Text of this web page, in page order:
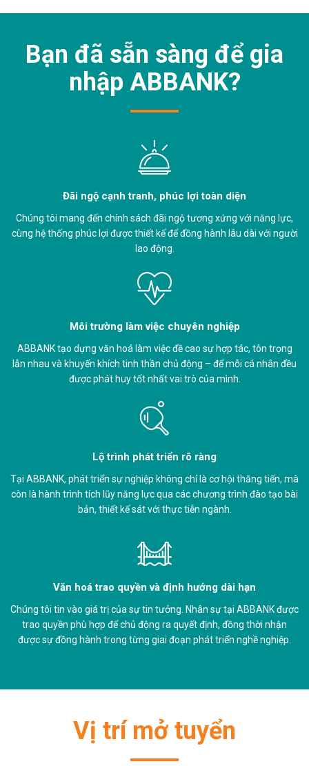
Bạn đã sẵn sàng để gia
nhập ABBANK?
Đãi ngộ cạnh tranh, phúc lợi toàn diện
Chúng tôi mang đến chính sách đãi ngộ tương xứng với năng lực,
cùng hệ thống phúc lợi được thiết kế để đồng hành lâu dài với người
lao động.
Môi trường làm việc chuyên nghiệp
ABBANK tạo dựng văn hoá làm việc đề cao sự hợp tác, tôn trọng
lẫn nhau và khuyến khích tinh thần chủ động – để mỗi cá nhân đều
được phát huy tốt nhất vai trò của mình.
Lộ trình phát triển rõ ràng
Tại ABBANK, phát triển sự nghiệp không chỉ là cơ hội thăng tiến, mà
còn là hành trình tích lũy năng lực qua các chương trình đào tạo bài
bản, thiết kế sát với thực tiễn ngành.
Văn hoá trao quyền và định hướng dài hạn
Chúng tôi tin vào giá trị của sự tin tưởng. Nhân sự tại ABBANK được
trao quyền phù hợp để chủ động ra quyết định, đồng thời nhận
được sự đồng hành trong từng giai đoạn phát triển nghề nghiệp.
Vị trí mở tuyển